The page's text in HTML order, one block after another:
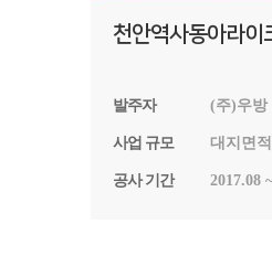
천안역사동아라이
발주자 (주)우방
사업 규모
대지면
용적률
공사 기간 2017.08